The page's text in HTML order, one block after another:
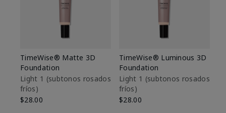
TimeWise® Matte 3D
Foundation
Light 1​ (subtonos rosados
fríos)
$28.00
TimeWise® Luminous 3D
Foundation
Light 1​ (subtonos rosados
fríos)
$28.00